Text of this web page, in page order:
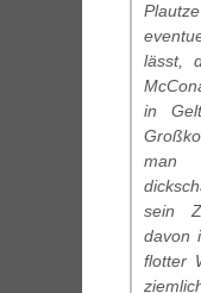
lässt,
in
man
sein
davon
flotter